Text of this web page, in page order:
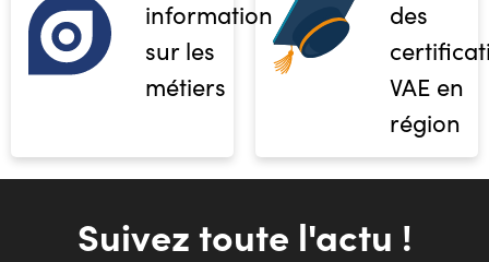
informations
sur les
métiers
des
VAE en
région
Suivez toute l'actu !